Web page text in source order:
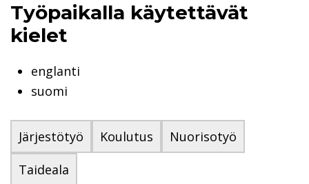
Työpaikalla käytettävät
kielet
englanti
suomi
Järjestötyö Koulutus
Nuorisotyö
Taideala